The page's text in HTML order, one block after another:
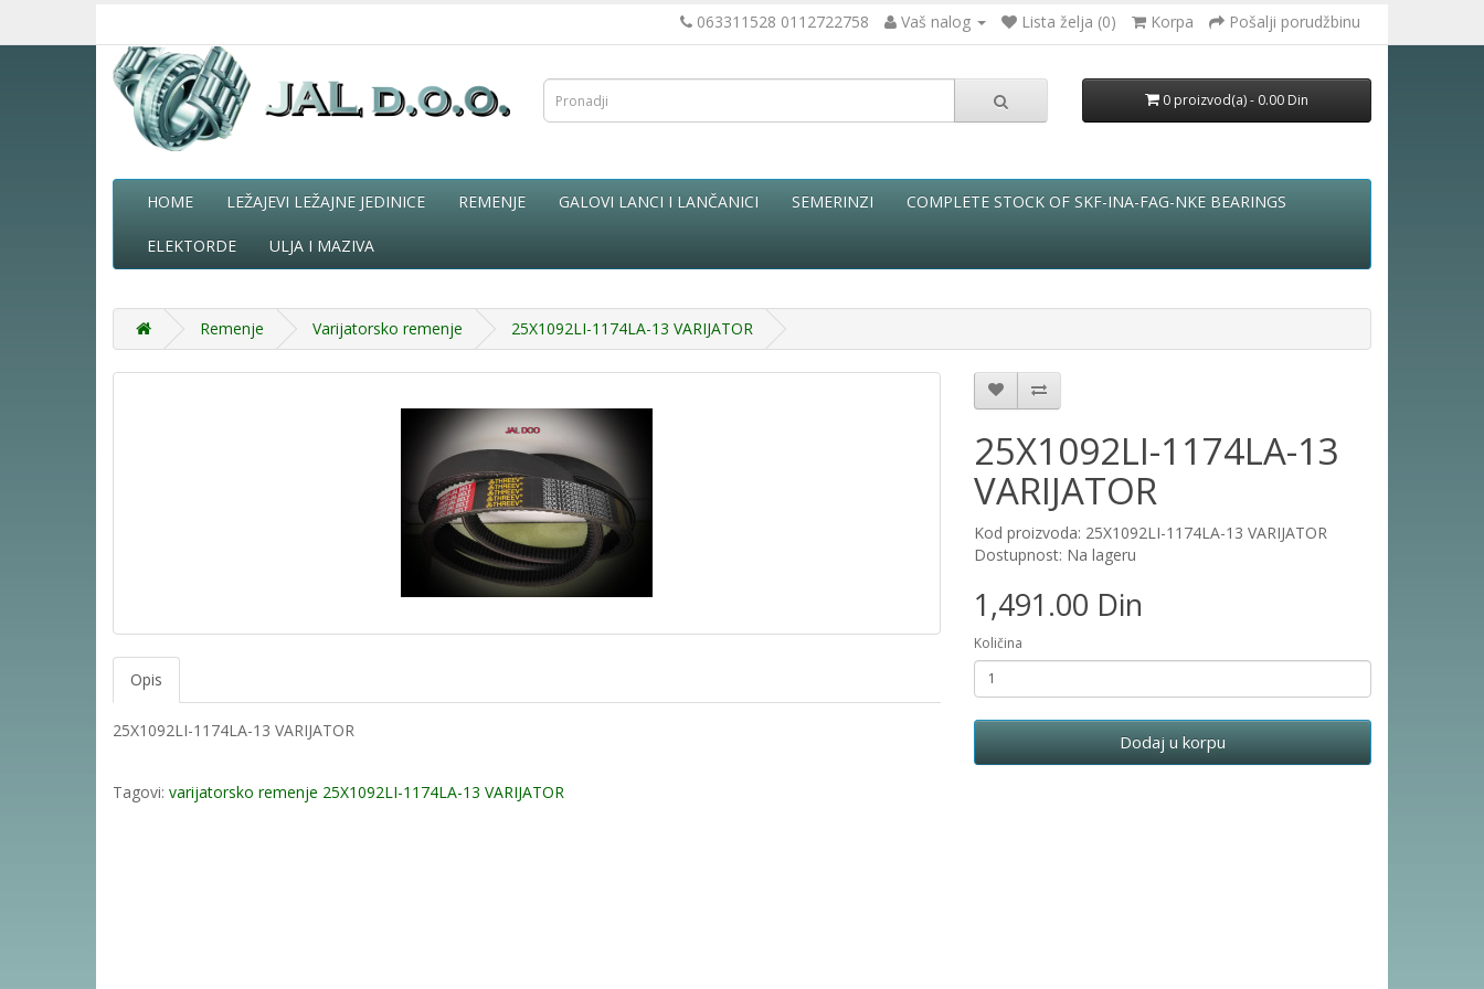
063311528 0112722758 Vaš nalog Lista želja (0) Korpa Pošalji porudžbinu
0 proizvod(a) - 0.00 Din
HOME LEŽAJEVI LEŽAJNE JEDINICE REMENJE GALOVI LANCI I LANČANICI SEMERINZI COMPLETE STOCK OF SKF-INA-FAG-NKE BEARINGS
ELEKTORDE ULJA I MAZIVA
Remenje Varijatorsko remenje 25X1092LI-1174LA-13 VARIJATOR
Opis
25X1092LI-1174LA-13 VARIJATOR
25X1092LI-1174LA-13
VARIJATOR
Kod proizvoda: 25X1092LI-1174LA-13 VARIJATOR
Dostupnost: Na lageru
1,491.00 Din
Količina
Dodaj u korpu
Tagovi: varijatorsko remenje 25X1092LI-1174LA-13 VARIJATOR